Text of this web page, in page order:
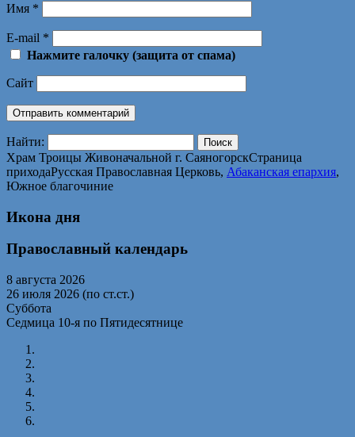
Имя *
E-mail *
Нажмите галочку (защита от спама)
Сайт
Найти:
Храм Троицы Живоначальной г. СаяногорскСтраница
приходаРусская Православная Церковь, Абаканская епархия,
Южное благочиние
Икона дня
Православный календарь
8 августа 2026
26 июля 2026 (по ст.ст.)
Суббота
Седмица 10-я по Пятидесятнице